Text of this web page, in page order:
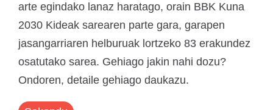
arte egindako lanaz haratago, orain BBK Kuna
2030 Kideak sarearen parte gara, garapen
jasangarriaren helburuak lortzeko 83 erakundez
osatutako sarea. Gehiago jakin nahi dozu?
Ondoren, detaile gehiago daukazu.